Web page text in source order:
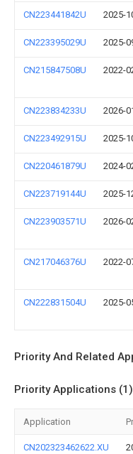
CN223441842U 2025-
CN223395029U 2025-
CN215847508U 2022-
CN223834233U 2026-
CN223492915U 2025-
CN220461879U 2024-
CN223719144U 2025-
CN223903571U 2026-
CN217046376U 2022-
CN222831504U 2025-
Priority And Related
Priority Applications (1)
Application
CN202323462622.XU